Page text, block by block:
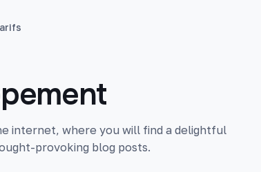
internet, where you will find a delightful
provoking blog posts.